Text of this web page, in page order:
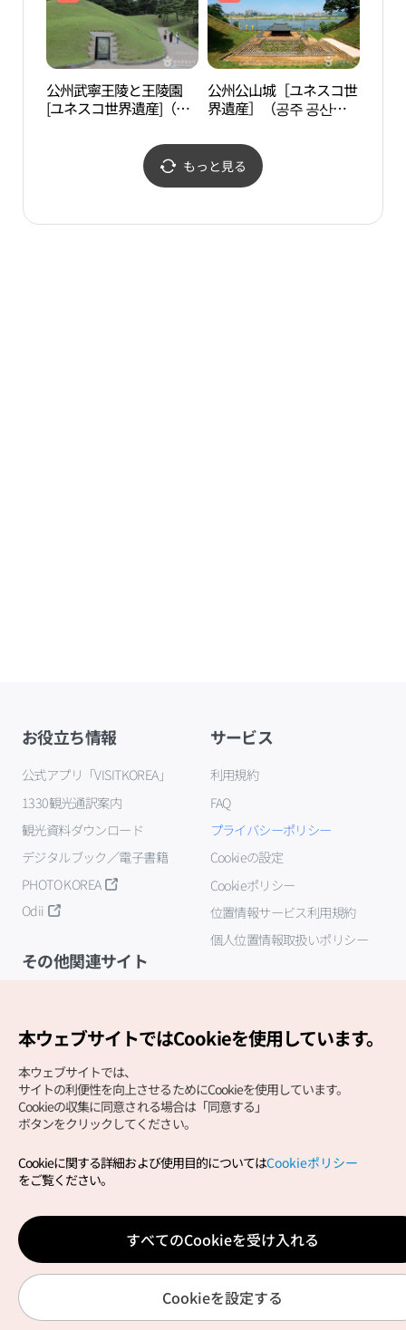
公州武寧王陵と王陵園
[ユネスコ世界遺産]（공
네스코 세계유산]）
公州公山城［ユネスコ世
界遺産］（공주 공산성
산］）
もっと見る
お役立ち情報
公式アプリ「VISITKOREA」
1330観光通訳案内
観光資料ダウンロード
デジタルブック／電子書籍
PHOTO KOREA
Odii
サービス
利用規約
FAQ
プライバシーポリシー
Cookieの設定
Cookieポリシー
位置情報サービス利用規約
個人位置情報取扱いポリシー
その他関連サイト
Copyright (c) Korea Tourism Organization All Rights
サイトエラー報告公式メール
japanese@knto.or.kr
本ウェブサイトではCookieを使用しています。
本ウェブサイトでは、
サイトの利便性を向上させるためにCookieを使用しています。
Cookieの収集に同意される場合は「同意する」
ボタンをクリックしてください。
Cookieに関する詳細および使用目的についてはCookieポリシー
をご覧ください。
すべてのCookieを受け入れる
Cookieを設定する